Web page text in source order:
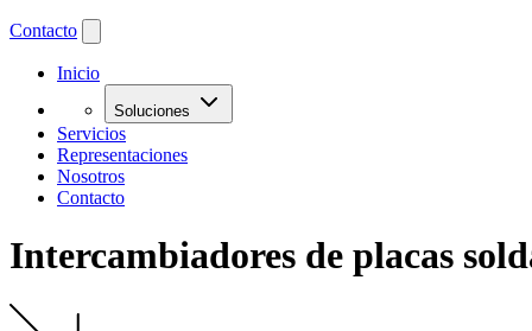
Contacto
Inicio
Soluciones
Servicios
Representaciones
Nosotros
Contacto
Intercambiadores de placas